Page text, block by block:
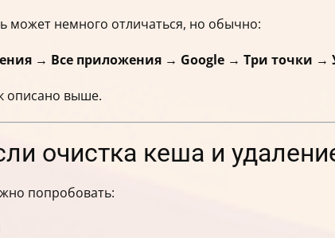
может немного отличаться, но обычно:
→ Все приложения → Google → Три точки →
описано выше.
очистка кеша и
попробовать: